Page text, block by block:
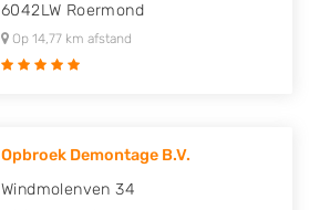
6042LW Roermond
Op 14,77 km afstand
Opbroek Demontage B.V.
Windmolenven 34